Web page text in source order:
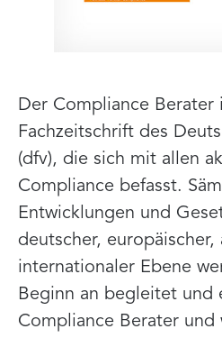
Der Compliance
Fachzeitschrift des
(dfv), die sich mit allen
Compliance befasst.
Entwicklungen und
deutscher, europäischer,
internationaler Ebene
Beginn an begleitet und
Compliance Berater und